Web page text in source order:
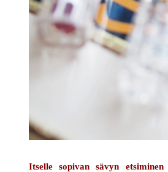
Itselle sopivan sävyn